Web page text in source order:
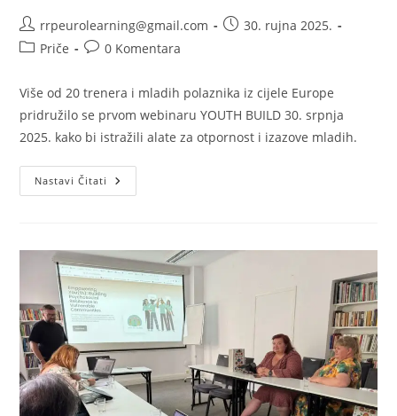
Autor
objave:
rrpeurolearning@gmail.com
Objava30. rujna 2025.
Kategorija
Priče
Komentari
0 Komentara
Više od 20 trenera i mladih polaznika iz cijele Europe
pridružilo se prvom webinaru YOUTH BUILD 30. srpnja
2025. kako bi istražili alate za otpornost i izazove mladih.
Nastavi Čitati Projekt
YOUTH
–
Izgradnja
Otpornosti
U
S
Mladima